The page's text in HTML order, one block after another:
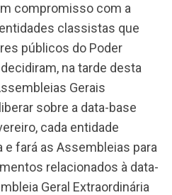
compromisso com a
classistas que
públicos do Poder
na tarde desta
Gerais
sobre a data-base
cada entidade
e fará as Assembleias para
relacionados à data-
Geral Extraordinária